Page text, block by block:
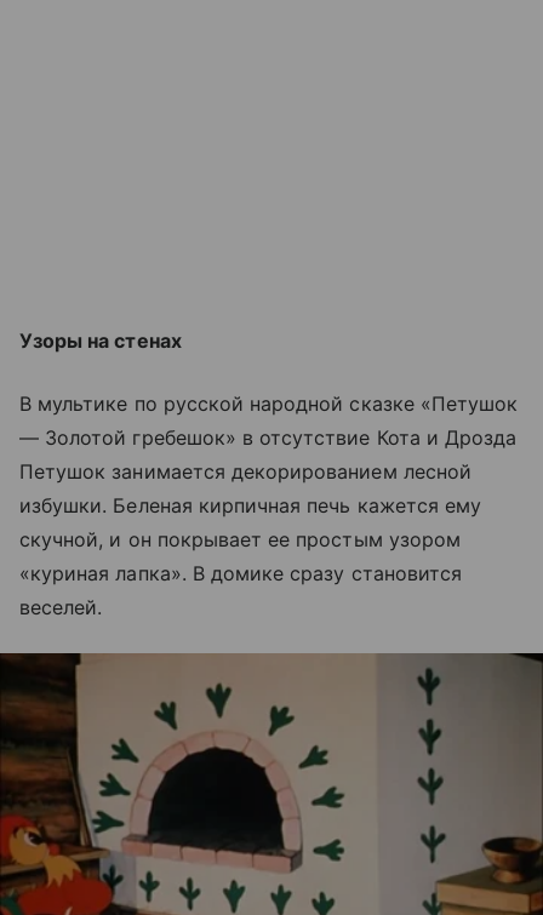
Узоры на стенах
В мультике по русской народной сказке «Петушок
— Золотой гребешок» в отсутствие Кота и Дрозда
Петушок занимается декорированием лесной
избушки. Беленая кирпичная печь кажется ему
скучной, и он покрывает ее простым узором
«куриная лапка». В домике сразу становится
веселей.